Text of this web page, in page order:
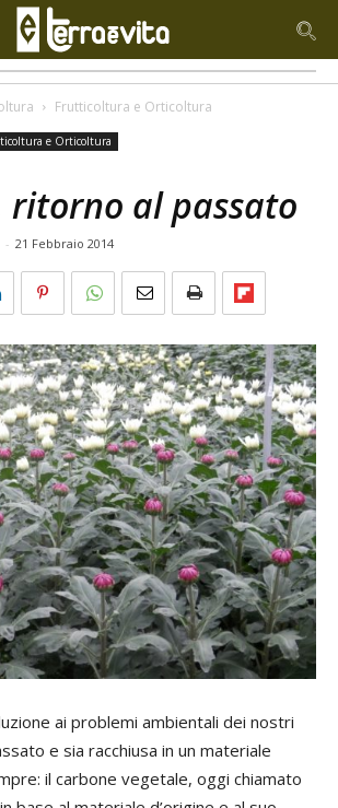
Frutticoltura e Orticoltura
e Orticoltura
ritorno al passato
- 21 Febbraio 2014
ai problemi ambientali dei nostri
e sia racchiusa in un materiale
il carbone vegetale, oggi chiamato